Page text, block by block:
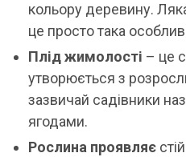
кольору деревину.
це просто така
Плід жимолості – це
утворюється з
зазвичай садівники
ягодами.
Рослина проявляє